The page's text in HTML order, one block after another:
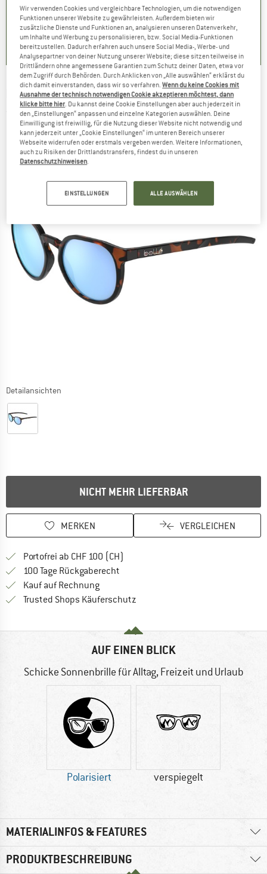
)
CHF 48.95
+4
5.0(1)
CHF 141.56
3.0(1)
BOLLÉ -Merit Polarized S3 - Sonnenbrille
(0)
Detailansichten
NICHT MEHR LIEFERBAR
MERKEN VERGLEICHEN
Portofrei ab CHF 100 (CH)
100 Tage Rückgaberecht
Kauf auf RechnungFinde die Zahlungs-Infos hier! Öffnet
Trusted Shops Käuferschutz
AUF EINEN BLICK
Schicke Sonnenbrille für Alltag, Freizeit und Urlaub
Polarisiert verspiegelt
MATERIALINFOS & FEATURES
PRODUKTBESCHREIBUNG
Wir verwenden Cookies und vergleichbare Technologien, um die notwendigen
Funktionen unserer Website zu gewährleisten. Außerdem bieten wir
zusätzliche Dienste und Funktionen an, analysieren unseren Datenverkehr,
um Inhalte und Werbung zu personalisieren, bzw. Social Media-Funktionen
bereitzustellen. Dadurch erfahren auch unsere Social Media-, Werbe- und
Analysepartner von deiner Nutzung unserer Website; diese sitzen teilweise in
Drittländern ohne angemessene Garantien zum Schutz deiner Daten, etwa vor
dem Zugriff durch Behörden. Durch Anklicken von „Alle auswählen“ erklärst du
dich damit einverstanden, dass wir so verfahren.Wenn du keine Cookies mit
Ausnahme der technisch notwendigen Cookie akzeptieren möchtest, dann
klicke bitte hier . Du kannst deine Cookie Einstellungen aber auch jederzeit in
den „Einstellungen“ anpassen und einzelne Kategorien auswählen. Deine
Einwilligung ist freiwillig, für die Nutzung dieser Website nicht notwendig und
kann jederzeit unter „Cookie Einstellungen“ im unteren Bereich unserer
Webseite widerrufen oder erstmals vergeben werden. Weitere Informationen,
auch zu Risiken der Drittlandstransfers, findest du in unseren
Datenschutzhinweisen
EINSTELLUNGEN ALLE AUSWÄHLEN